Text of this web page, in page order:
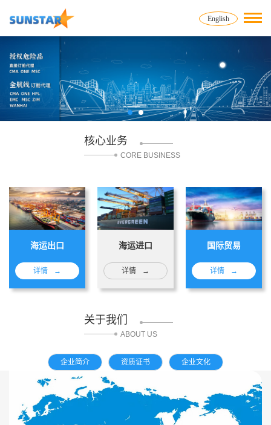
English
核心业务
CORE BUSINESS
海运出口
详情 →
海运进口
详情 →
国际贸易
详情 →
关于我们
ABOUT US
企业简介 资质证书 企业文化